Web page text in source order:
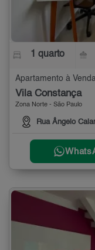
1 quarto
Apartamento à
Vila Constança
Zona Norte - São Paulo
Rua Ângelo